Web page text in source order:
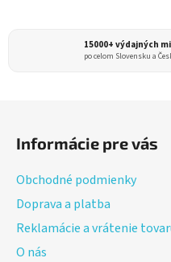
15000+ výdajných
po celom Slovensku a
Informácie pre vás
Obchodné podmienky
Doprava a platba
Reklamácie a vrátenie
O nás